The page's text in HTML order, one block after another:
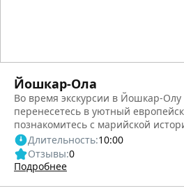
Йошкар-Ола
Во время экскурсии в Йошкар-
перенесетесь в уютный
познакомитесь с марийской
Длительность:10:00
Отзывы:0
Подробнее